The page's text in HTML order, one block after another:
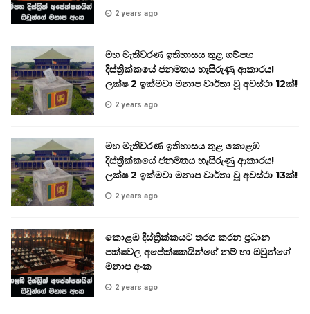
2 years ago
මහ මැතිවරණ ඉතිහාසය තුළ ගම්පහ
දිස්ත්‍රික්කයේ ජනමතය හැසිරුණු ආකාරය!
ලක්ෂ 2 ඉක්මවා මනාප වාර්තා වූ අවස්ථා 12ක්!
2 years ago
මහ මැතිවරණ ඉතිහාසය තුළ කොළඹ
දිස්ත්‍රික්කයේ ජනමතය හැසිරුණු ආකාරය!
ලක්ෂ 2 ඉක්මවා මනාප වාර්තා වූ අවස්ථා 13ක්!
2 years ago
කොළඹ දිස්ත්‍රික්කයට තරග කරන ප්‍රධාන
පක්ෂවල අපේක්ෂකයින්ගේ නම් හා ඔවුන්ගේ
මනාප අංක
2 years ago